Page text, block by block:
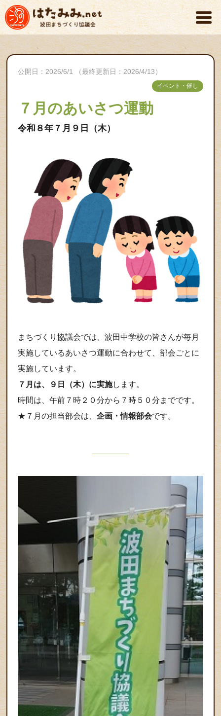
公開日：2026/6/1 （最終更新日：2026/4/13）
イベント・催し
７月のあいさつ運動
令和８年７月９日（木）
まちづくり協議会では、波田中学校の皆さんが毎月
実施しているあいさつ運動に合わせて、部会ごとに
実施しています。
７月は、９日（木）に実施します。
時間は、午前７時２０分から７時５０分までです。
★７月の担当部会は、企画・情報部会です。